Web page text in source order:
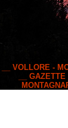
__ VOLLORE -
__